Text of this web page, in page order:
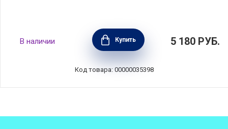
Набор из термосумки и контейнера Handy
Bio 1,4 л, желтый, полиэстер+пластик,
Guzzini, Италия, 032915236
В наличии Купить 5 180 РУБ.
Код товара: 00000035398